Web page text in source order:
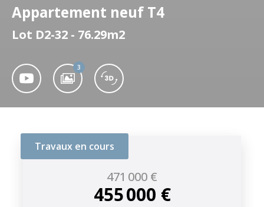
Appartement neuf T4
Lot D2-32 - 76.29m2
3
Travaux en cours
471 000 €
455 000 €